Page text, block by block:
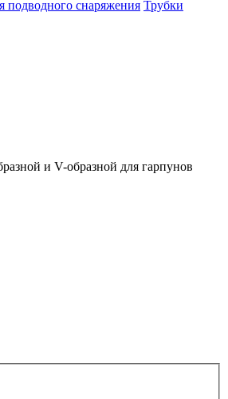
подводного снаряжения Трубки
и V-образной для гарпунов